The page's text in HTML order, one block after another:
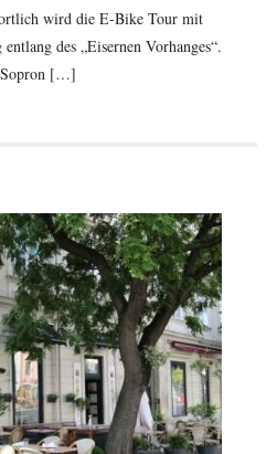
wird die E-Bike Tour mit
des „Eisernen Vorhanges“.
Sopron […]